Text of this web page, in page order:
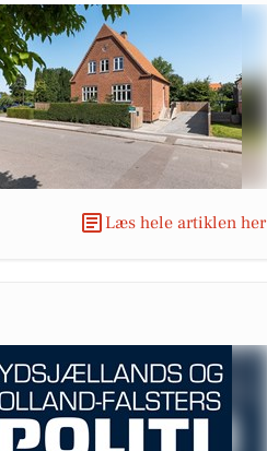
Læs hele artiklen her